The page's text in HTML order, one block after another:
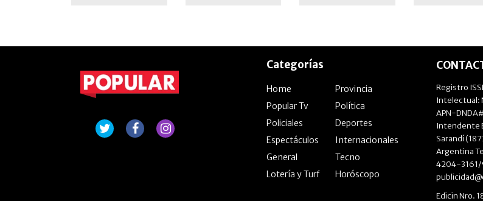
Categorías
Home
Provincia
Popular Tv
Política
Policiales
Deportes
Espectáculos
Internacionales
General
Tecno
Lotería y Turf
Horóscopo
Registro
Intelectual:
APN-
Intendente
Sarandí
Argentina
4204-3161/
Edicin Nro.